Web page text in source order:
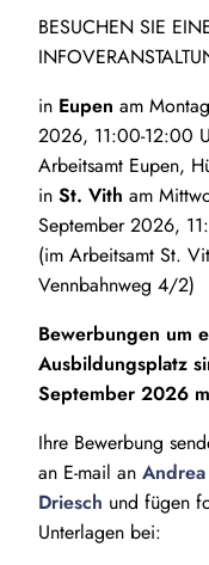
BESUCHEN SIE
in Eupen am
2026, 11:00-12:00
Arbeitsamt Eupen,
in St. Vith am
September 2026,
(im Arbeitsamt St.
Vennbahnweg 4/2)
Bewerbungen um
Ausbildungsplatz
September 2026
Ihre Bewerbung
an E-mail an
Driesch und fügen
Unterlagen bei: